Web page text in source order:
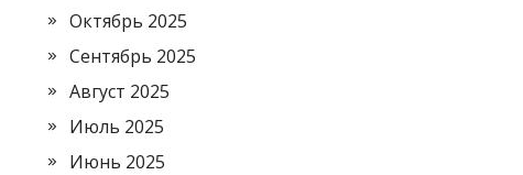
Октябрь 2025
Сентябрь 2025
Август 2025
Июль 2025
Июнь 2025